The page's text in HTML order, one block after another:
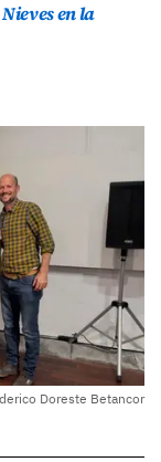
en la
Doreste Betancor